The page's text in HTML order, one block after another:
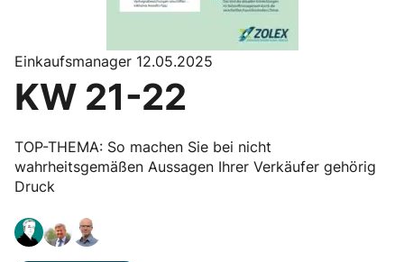
Einkaufsmanager 12.05.2025
KW 21-22
TOP-THEMA: So machen Sie bei nicht
wahrheitsgemäßen Aussagen Ihrer Verkäufer gehörig
Druck